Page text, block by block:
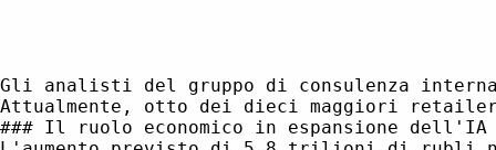
Gli analisti del gruppo di consulenza
Attualmente, otto dei dieci maggiori
### Il ruolo economico in espansione